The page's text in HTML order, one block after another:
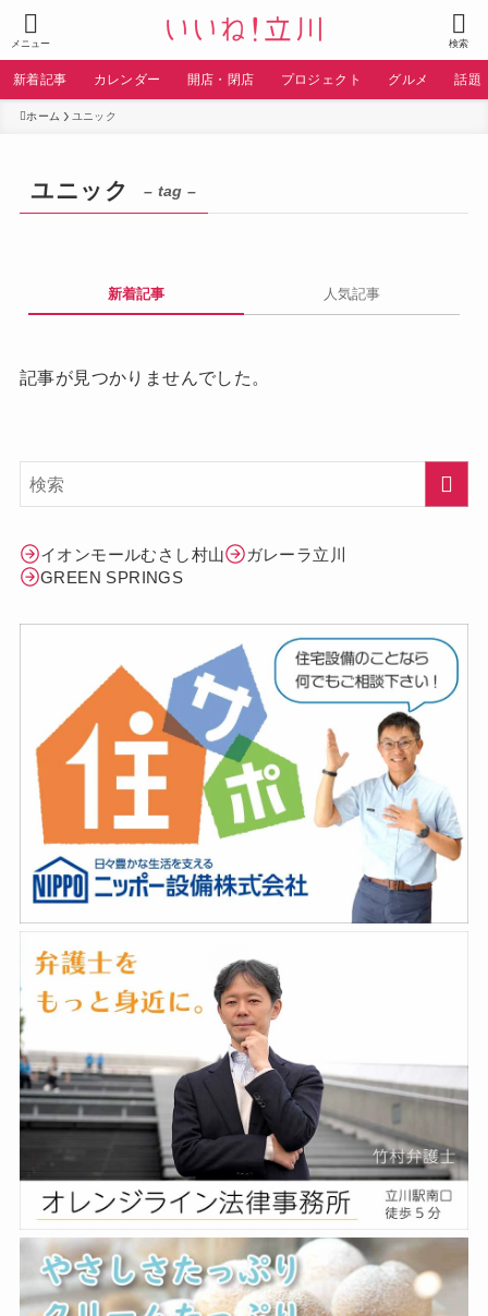
検索
メニュー
新着記事 カレンダー 開店・閉店 プロジェクト グルメ 話題
ホーム ユニック
ユニック – tag –
新着記事 人気記事
記事が見つかりませんでした。
イオンモールむさし村山
ガレーラ立川
GREEN SPRINGS